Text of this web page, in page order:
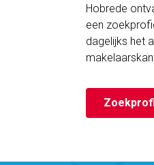
Hobrede
een
dagelijks het